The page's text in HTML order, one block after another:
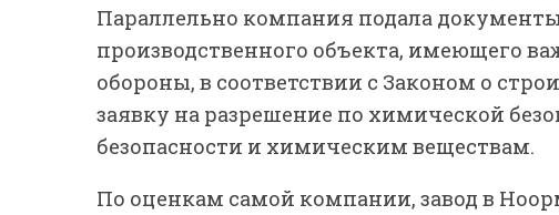
Параллельно компания подала
производственного объекта, имеющего
обороны, в соответствии с Законом о
заявку на разрешение по химической
безопасности и химическим веществам.
По оценкам самой компании, завод в